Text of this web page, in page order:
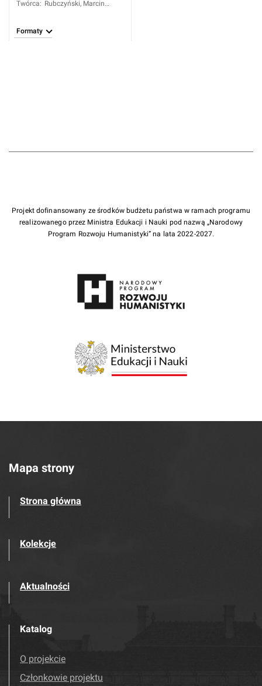
Twórca: Rubczyński, Marcin
Formaty
Projekt dofinansowany ze środków budżetu państwa w ramach programu
realizowanego przez Ministra Edukacji i Nauki pod nazwą „Narodowy
Program Rozwoju Humanistyki” na lata 2022-2027.
Mapa strony
Strona główna
Kolekcje
Aktualności
Katalog
O projekcie
Członkowie projektu